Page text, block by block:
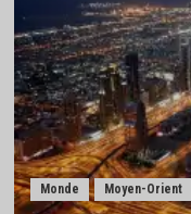
Monde Moyen-Orient